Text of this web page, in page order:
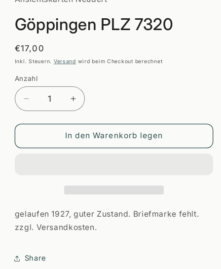
öffnen
Göppingen PLZ 7320
Normaler
Preis
€17,00
Inkl. Steuern. Versand wird beim Checkout berechnet
Anzahl
Anzahl
Verringere
die
Menge
Göppingen
Erhöhe
die
Menge
für
Göppingen
In den Warenkorb legen
gelaufen 1927, guter Zustand. Briefmarke fehlt.
zzgl. Versandkosten.
Share